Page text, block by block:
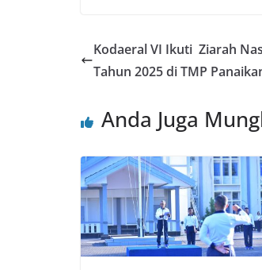
Kodaeral VI Ikuti Ziarah
Tahun 2025 di TMP
Anda Juga